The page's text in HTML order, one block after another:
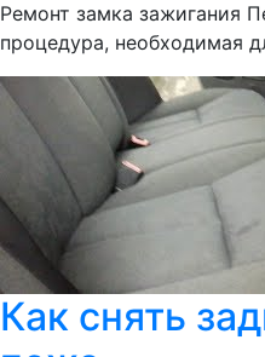
Ремонт замка зажигания
процедура, необходимая
Как снять